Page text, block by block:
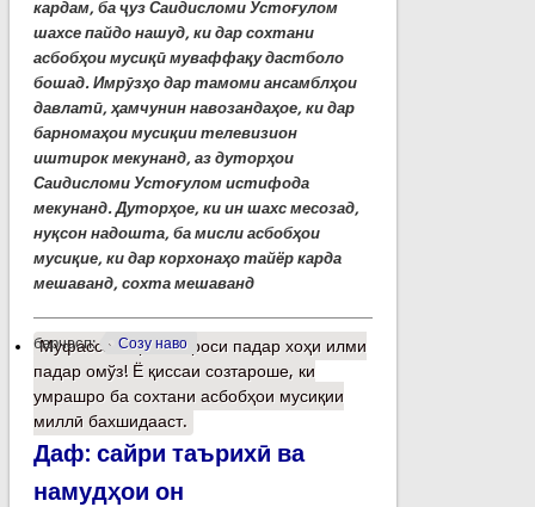
кардам, ба ҷуз Саидисломи Устоғулом
шахсе пайдо нашуд, ки дар сохтани
асбобҳои мусиқӣмуваффақу дастболо
бошад. Имрӯзҳо дар тамоми ансамблҳои
давлатӣ, ҳамчунин навозандаҳое, ки дар
барномаҳои мусиқии телевизион
иштирок мекунанд, аз дуторҳои
Саидисломи Устоғулом истифода
мекунанд. Дуторҳое, ки ин шахс месозад,
нуқсон надошта, ба мисли асбобҳои
мусиқие, ки дар корхонаҳо тайёр карда
мешаванд, сохта мешаванд
барчасп: Созу наво
Муфассалтаро Мероси падар хоҳи илми
падар омўз! Ё қиссаи созтароше, ки
умрашро ба сохтани асбобҳои мусиқии
миллӣ бахшидааст.
Даф: сайри таърихӣ ва
намудҳои он